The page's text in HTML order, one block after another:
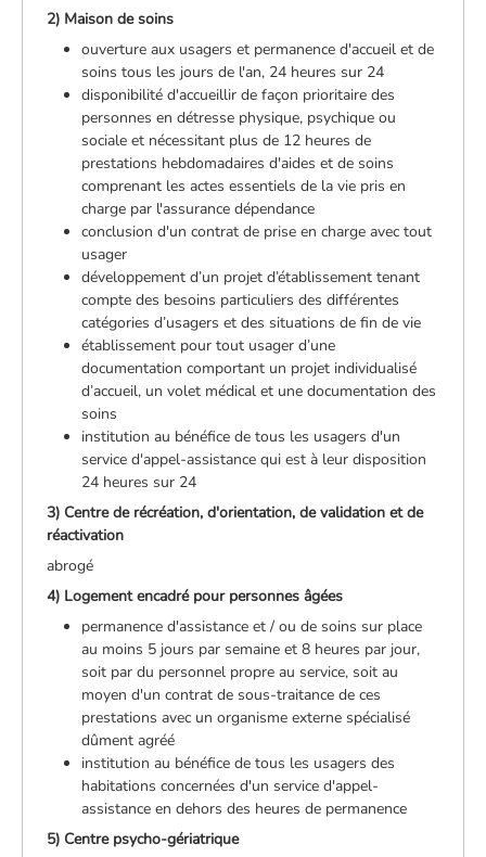
2) Maison de soins
ouverture aux usagers et permanence d'accueil et de
soins tous les jours de l'an, 24 heures sur 24
disponibilité d'accueillir de façon prioritaire des
personnes en détresse physique, psychique ou
sociale et nécessitant plus de 12 heures de
prestations hebdomadaires d'aides et de soins
comprenant les actes essentiels de la vie pris en
charge par l'assurance dépendance
conclusion d'un contrat de prise en charge avec tout
usager
développement d’un projet d’établissement tenant
compte des besoins particuliers des différentes
catégories d’usagers et des situations de fin de vie
établissement pour tout usager d’une
documentation comportant un projet individualisé
d’accueil, un volet médical et une documentation des
soins
institution au bénéfice de tous les usagers d'un
service d'appel-assistance qui est à leur disposition
24 heures sur 24
3) Centre de récréation, d'orientation, de validation et de
réactivation
abrogé
4) Logement encadré pour personnes âgées
permanence d'assistance et / ou de soins sur place
au moins 5 jours par semaine et 8 heures par jour,
soit par du personnel propre au service, soit au
moyen d'un contrat de sous-traitance de ces
prestations avec un organisme externe spécialisé
dûment agréé
institution au bénéfice de tous les usagers des
habitations concernées d'un service d'appel-
assistance en dehors des heures de permanence
5) Centre psycho-gériatrique